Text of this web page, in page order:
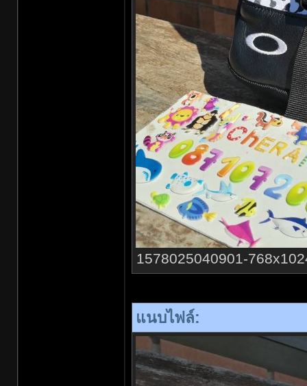
1578025040901-
แนบไฟล์: